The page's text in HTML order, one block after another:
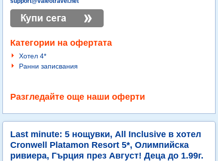
Категории на офертата
Хотел 4*
Ранни записвания
Разгледайте още наши оферти
Last minute: 5 нощувки, All Inclusive в хотел
Cronwell Platamon Resort 5*, Олимпийска
ривиера, Гърция през Август! Деца до 1.99г.